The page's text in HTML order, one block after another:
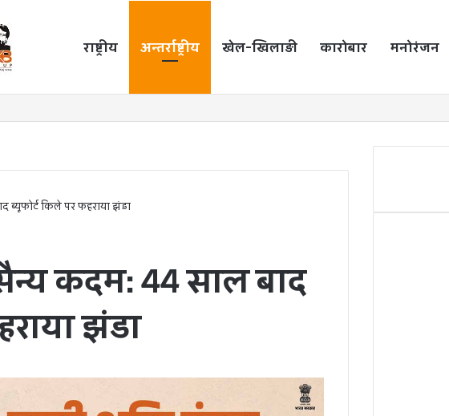
होम
राष्ट्रीय अन्तर्राष्ट्रीय खेल-खिलाड़ी कारोबार मनोरंजन
किले पर फहराया झंडा
कदम: 44 साल बाद
झंडा